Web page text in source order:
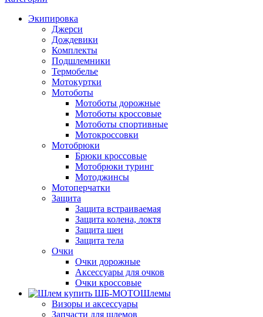
Экипировка
Джерси
Дождевики
Комплекты
Подшлемники
Термобелье
Мотокуртки
Мотоботы
Мотоботы дорожные
Мотоботы кроссовые
Мотоботы спортивные
Мотокроссовки
Мотобрюки
Брюки кроссовые
Мотобрюки туринг
Мотоджинсы
Мотоперчатки
Защита
Защита встраиваемая
Защита колена, локтя
Защита шеи
Защита тела
Очки
Очки дорожные
Аксессуары для очков
Очки кроссовые
Шлемы
Визоры и аксессуары
Запчасти для шлемов